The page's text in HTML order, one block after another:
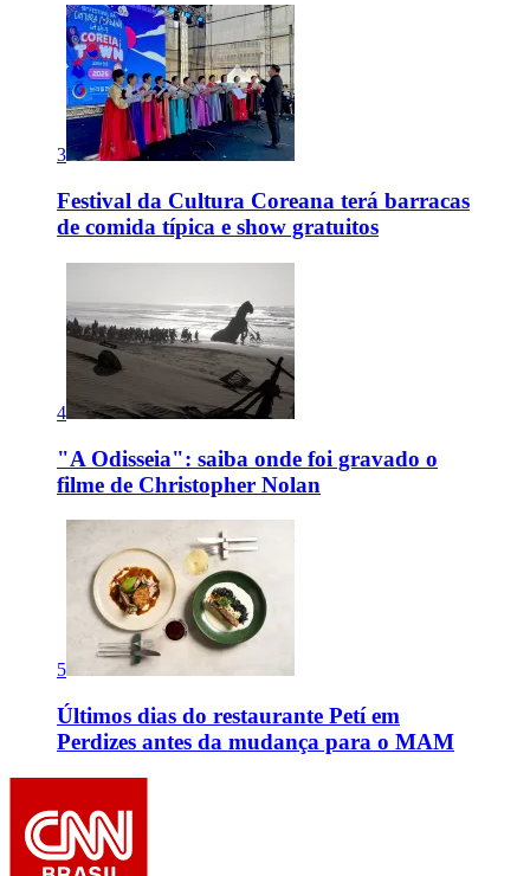
3
Festival da Cultura Coreana terá barracas
de comida típica e show gratuitos
4
"A Odisseia": saiba onde foi gravado o
filme de Christopher Nolan
5
Últimos dias do restaurante Petí em
Perdizes antes da mudança para o MAM